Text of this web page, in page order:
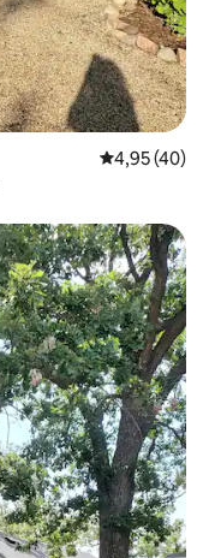
4,95 (40)